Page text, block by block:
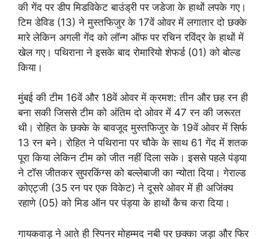
की गेंद पर डीप मिडविकेट बाउंड्री पर जडेजा के हाथों लपके गए।
टिम डेविड (13) ने मुस्तफिजुर के 17वें ओवर में लगातार दो छक्के
मारे लेकिन अगली गेंद को लॉन्ग ऑफ पर रचिन रविंद्र के हाथों में
खेल गए। पथिराना ने इसके बाद रोमारियो शेफर्ड (01) को बोल्ड
किया।
मुंबई की टीम 16वें और 18वें ओवर में क्रमश: तीन और छह रन ही
बना सकी जिससे टीम को अंतिम दो ओवर में 47 रन की जरूरत
थी। रोहित के छक्के के बावजूद मुस्तफिजुर के 19वें ओवर में सिर्फ
13 रन बने। रोहित ने पथिराना पर चौके के साथ 61 गेंद में शतक
पूरा किया लेकिन टीम को जीत नहीं दिला सके। इससे पहले पंड्या
ने टॉस जीतकर सुपरकिंग्स को बल्लेबाजी का न्योता दिया। गेराल्ड
कोएट्जी (35 रन पर एक विकेट) ने दूसरे ओवर में ही अजिंक्य
रहाणे (05) को मिड ऑन पर पंड्या के हाथों कैच करा दिया।
गायकवाड़ ने आते ही स्पिनर मोहम्मद नबी पर छक्का जड़ा और फिर